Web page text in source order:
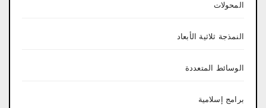
المحولات
النمذجة ثلاثية الأبعاد
الوسائط المتعددة
برامج إسلامية